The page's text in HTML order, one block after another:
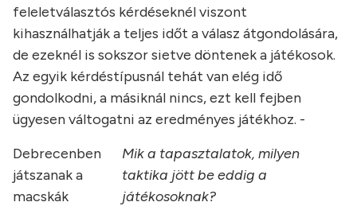
feleletválasztós kérdéseknél viszont
kihasználhatják a teljes időt a válasz átgondolására,
de ezeknél is sokszor sietve döntenek a játékosok.
Az egyik kérdéstípusnál tehát van elég idő
gondolkodni, a másiknál nincs, ezt kell fejben
ügyesen váltogatni az eredményes játékhoz. -
Debrecenben
játszanak a
macskák
Mik a tapasztalatok, milyen
taktika jött be eddig a
játékosoknak?